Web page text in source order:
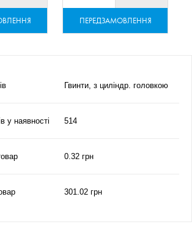
ПЕРЕДЗАМОВЛЕННЯ
Гвинти, з циліндр. головкою
у наявності 514
0.32 грн
301.02 грн